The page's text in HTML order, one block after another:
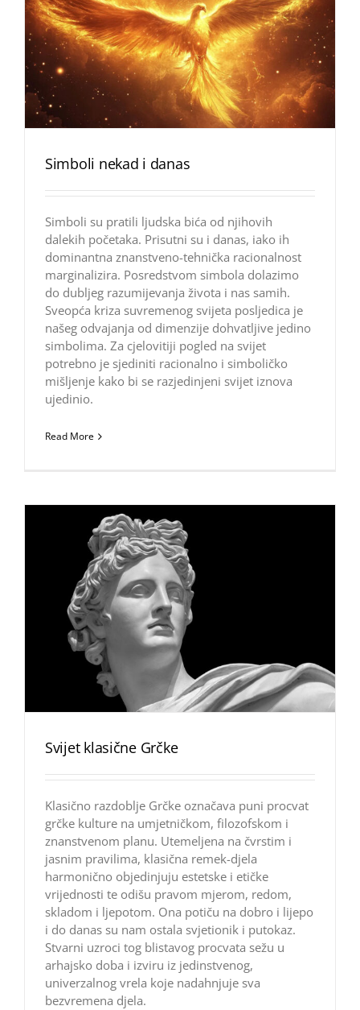
Simboli nekad i danas
Simboli su pratili ljudska bića od njihovih
dalekih početaka. Prisutni su i danas, iako ih
dominantna znanstveno-tehnička racionalnost
marginalizira. Posredstvom simbola dolazimo
do dubljeg razumijevanja života i nas samih.
Sveopća kriza suvremenog svijeta posljedica je
našeg odvajanja od dimenzije dohvatljive jedino
simbolima. Za cjelovitiji pogled na svijet
potrebno je sjediniti racionalno i simboličko
mišljenje kako bi se razjedinjeni svijet iznova
ujedinio.
Read More
Svijet klasične Grčke
Klasično razdoblje Grčke označava puni procvat
grčke kulture na umjetničkom, filozofskom i
znanstvenom planu. Utemeljena na čvrstim i
jasnim pravilima, klasična remek-djela
harmonično objedinjuju estetske i etičke
vrijednosti te odišu pravom mjerom, redom,
skladom i ljepotom. Ona potiču na dobro i lijepo
i do danas su nam ostala svjetionik i putokaz.
Stvarni uzroci tog blistavog procvata sežu u
arhajsko doba i izviru iz jedinstvenog,
univerzalnog vrela koje nadahnjuje sva
bezvremena djela.